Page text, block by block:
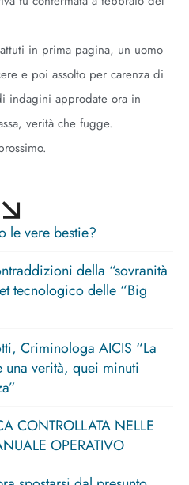
in prima pagina, un uomo
e poi assolto per carenza di
indagini approdate ora in
verità che fugge.
le vere bestie?
della “sovranità
tecnologico delle “Big
Criminologa AICIS “La
verità, quei minuti
CONTROLLATA NELLE
OPERATIVO